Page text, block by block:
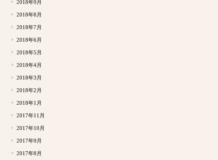
2018年9月
2018年8月
2018年7月
2018年6月
2018年5月
2018年4月
2018年3月
2018年2月
2018年1月
2017年11月
2017年10月
2017年9月
2017年8月